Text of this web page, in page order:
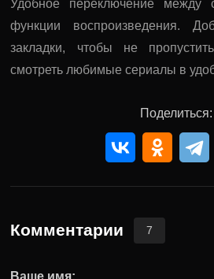
Удобное переключение
функции воспроизведения.
закладки, чтобы не
смотреть любимые сериалы в
Поделиться:
Комментарии 7
Ваше имя: